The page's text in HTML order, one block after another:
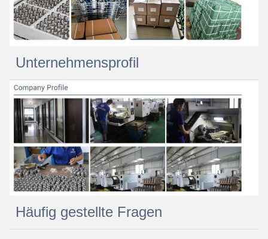
Unternehmensprofil
Häufig gestellte Fragen